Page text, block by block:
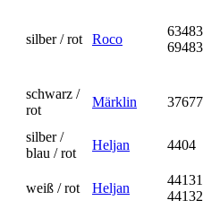
silber / rot Roco
63483
69483
schwarz /
rot
Märklin 37677
silber /
blau / rot
Heljan 4404
weiß / rot Heljan
44131
44132